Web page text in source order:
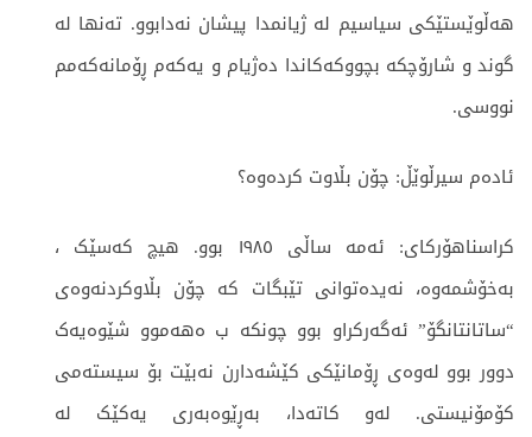
هەڵوێستێکی سیاسیم لە ژیانمدا پیشان نەدابوو. تەنها لە
گوند و شارۆچکە بچووکەکاندا دەژیام و یەکەم ڕۆمانەکەمم
نووسی.
ئادەم سیرڵوێڵ: چۆن بڵاوت کردەوە؟
کراسناهۆرکای: ئەمە ساڵی ١٩٨٥ بوو. هیچ کەسێک ،
بەخۆشمەوە، نەیدەتوانی تێبگات کە چۆن بڵاوکردنەوەی
“ساتانتانگۆ” ئەگەرکراو بوو چونکە ب ەهەموو شێوەیەک
دوور بوو لەوەی ڕۆمانێکی کێشەدارن نەبێت بۆ سیستەمی
کۆمۆنیستی. لەو کاتەدا، بەڕێوەبەری یەکێک لە